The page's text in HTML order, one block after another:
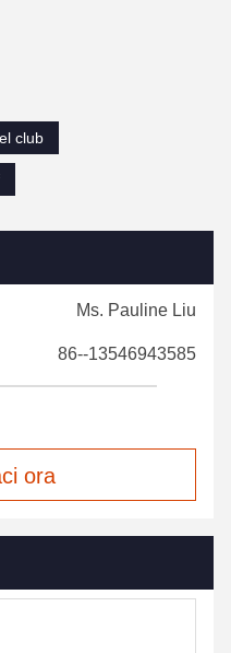
club
Ms. Pauline Liu
86--13546943585
ora